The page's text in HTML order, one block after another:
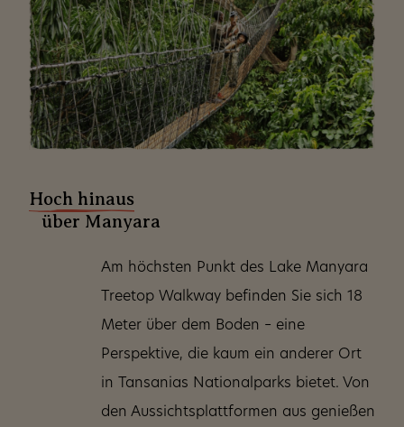
Hoch hinaus
über Manyara
Am höchsten Punkt des Lake Manyara
Treetop Walkway befinden Sie sich 18
Meter über dem Boden – eine
Perspektive, die kaum ein anderer Ort
in Tansanias Nationalparks bietet. Von
den Aussichtsplattformen aus genießen